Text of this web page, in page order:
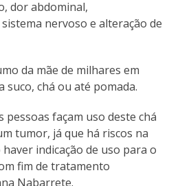
dor abdominal,
nervoso e alteração de
da mãe de milhares em
chá ou até pomada.
pessoas façam uso deste chá
tumor, já que há riscos na
indicação de uso para o
fim de tratamento
Nabarrete.